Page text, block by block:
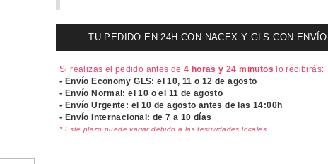
TU PEDIDO EN 24H CON NACEX Y GLS CON
Si realizas el pedido antes de4 horas y 24 minutos lo recibirás:
- Envío Economy GLS: el10, 11 o 12 de agosto
- Envío Normal: el10 o el 11 de agosto
- Envío Urgente: el 10 de agosto antes de las 14:00h
- Envío Internacional: de 7 a 10 días
* Este plazo puede variar debido a las festividades locales